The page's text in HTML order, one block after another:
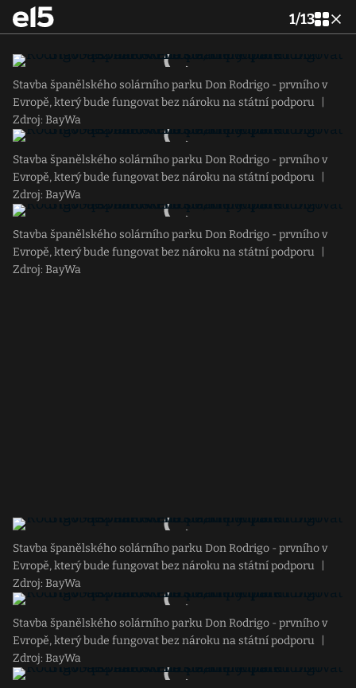
1/13
Stavba španělského solárního parku Don Rodrigo - prvního v
Evropě, který bude fungovat bez nároku na státní podporu
Zdroj: BayWa
Stavba španělského solárního parku Don Rodrigo - prvního v
Evropě, který bude fungovat bez nároku na státní podporu
Zdroj: BayWa
Stavba španělského solárního parku Don Rodrigo - prvního v
Evropě, který bude fungovat bez nároku na státní podporu
Zdroj: BayWa
Stavba španělského solárního parku Don Rodrigo - prvního v
Evropě, který bude fungovat bez nároku na státní podporu
Zdroj: BayWa
Stavba španělského solárního parku Don Rodrigo - prvního v
Evropě, který bude fungovat bez nároku na státní podporu
Zdroj: BayWa